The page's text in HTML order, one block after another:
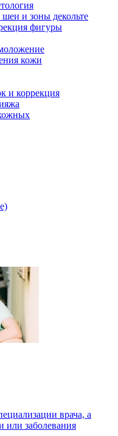
и зоны декольте
фигуры
кожи
и коррекция
врача, а
или заболевания